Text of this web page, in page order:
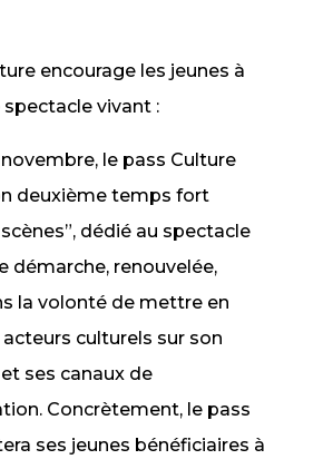
encourage les jeunes à
vivant :
novembre, le pass Culture
deuxième temps fort
dédié au spectacle
démarche, renouvelée,
la volonté de mettre en
culturels sur son
ses canaux de
Concrètement, le pass
ses jeunes bénéficiaires à